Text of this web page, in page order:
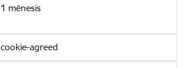
1 mēnesis
cookie-agreed